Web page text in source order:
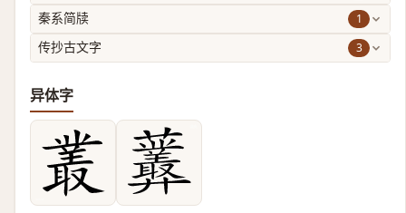
秦系简牍 1
传抄古文字 3
异体字